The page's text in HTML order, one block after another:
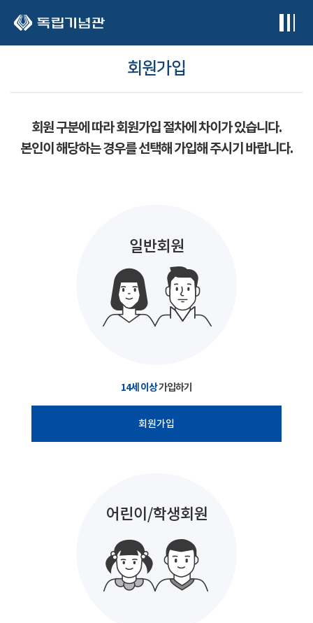
회원가입
회원 구분에 따라 회원가입 절차에 차이가 있습니다.
본인이 해당하는 경우를 선택해 가입해 주시기 바랍니다.
14세 이상가입하기
회원가입